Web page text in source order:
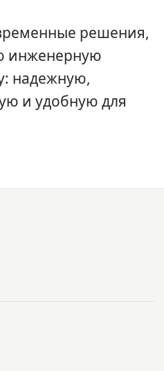
решения,
инженерную
надежную,
и удобную для